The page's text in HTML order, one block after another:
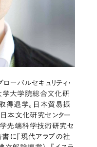
バルセキュリティ・
大学院総合文化研
得退学。日本貿易振
本文化研究センター
先端科学技術研究セ
に『現代アラブの社